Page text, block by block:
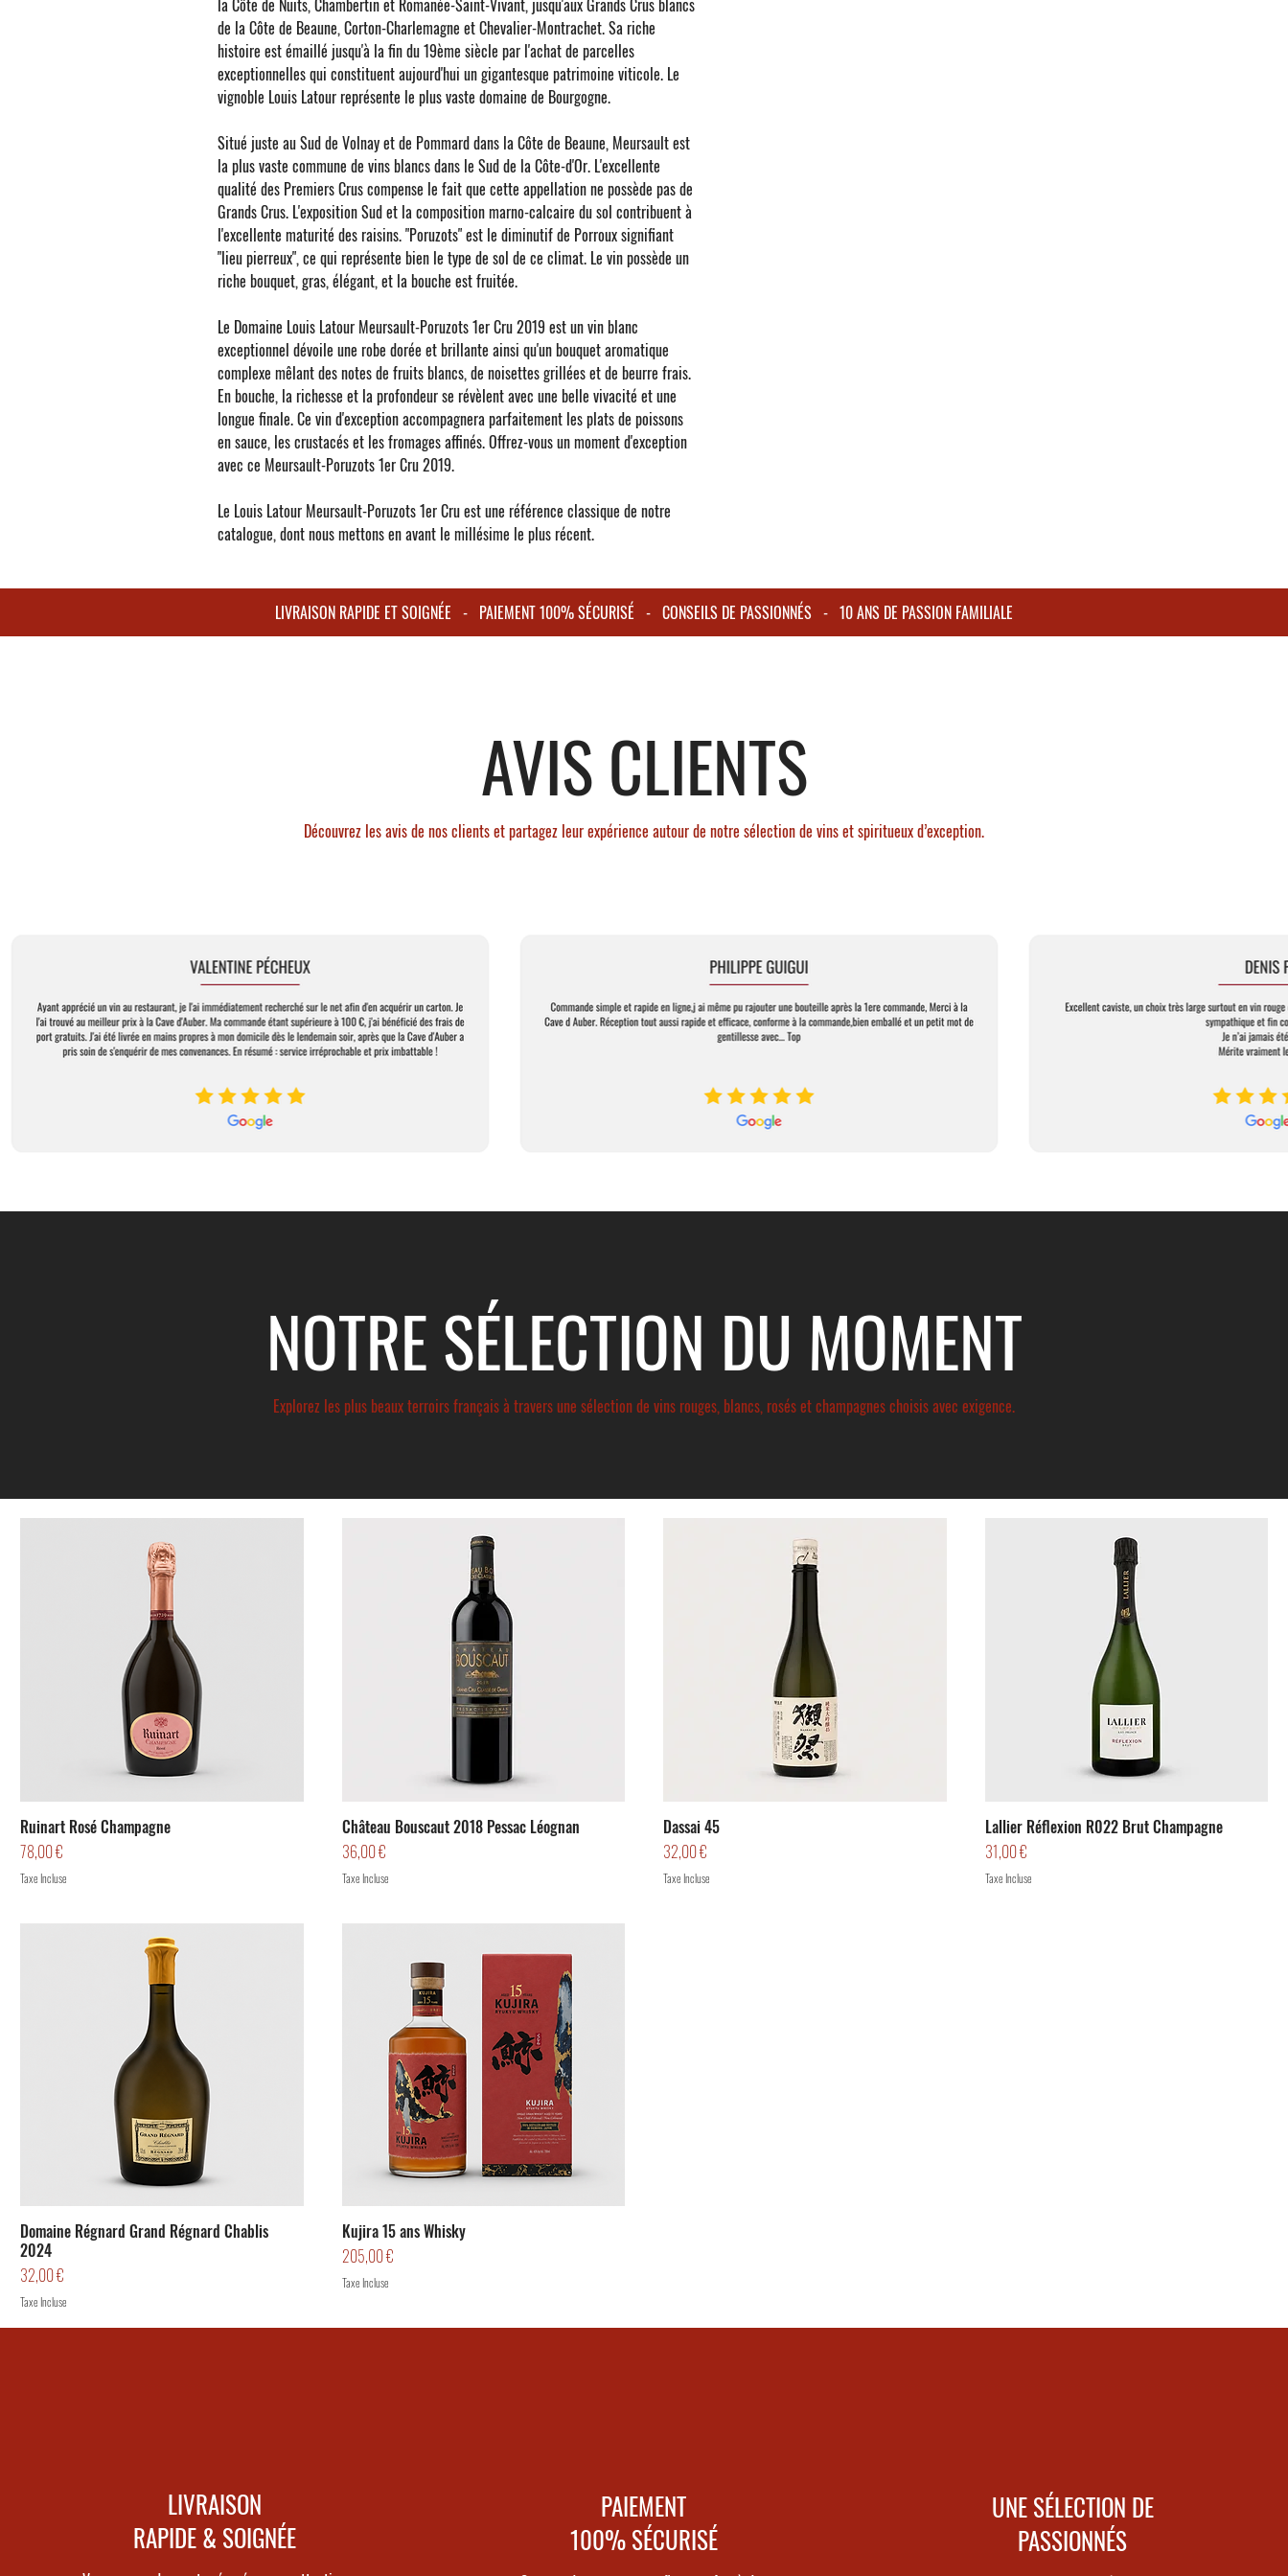
la Côte de Nuits, Chambertin et Romanée-Saint-Vivant, jusqu'aux Grands Crus blancs
de la Côte de Beaune, Corton-Charlemagne et Chevalier-Montrachet. Sa riche
histoire est émaillé jusqu'à la fin du 19ème siècle par l'achat de parcelles
exceptionnelles qui constituent aujourd'hui un gigantesque patrimoine viticole. Le
vignoble Louis Latour représente le plus vaste domaine de Bourgogne.
Situé juste au Sud de Volnay et de Pommard dans la Côte de Beaune, Meursaultest
la plus vaste commune de vins blancs dans le Sud de la Côte-d'Or. L'excellente
qualité des Premiers Crus compense le fait que cette appellation ne possède pas de
Grands Crus. L'exposition Sud et la composition marno-calcaire du sol contribuent à
l'excellente maturité des raisins. "Poruzots" est le diminutif de Porroux signifiant
"lieu pierreux", ce qui représente bien le type de sol de ce climat. Le vin possède un
riche bouquet, gras, élégant, et la bouche est fruitée.
Le Domaine Louis Latour Meursault-Poruzots 1er Cru 2019est un vin blanc
exceptionnel dévoile une robe dorée et brillante ainsi qu'un bouquet aromatique
complexe mêlant des notes de fruits blancs, de noisettes grillées et de beurre frais.
En bouche, la richesse et la profondeur se révèlent avec une belle vivacité et une
longue finale. Ce vin d'exception accompagnera parfaitement les plats de poissons
en sauce, les crustacés et les fromages affinés. Offrez-vous un moment d'exception
avec ce Meursault-Poruzots 1er Cru 2019.
Le Louis Latour Meursault-Poruzots 1er Cruest une référence classique de notre
catalogue, dont nous mettons en avant le millésime le plus récent.
LIVRAISON RAPIDE ET SOIGNÉE - PAIEMENT 100% SÉCURISÉ - CONSEILS DE PASSIONNÉS - 10 ANS DE PASSION FAMILIALE
AVIS CLIENTS
Découvrez les avis de nos clients et partagez leur expérience autour de notre sélection de vins et spiritueux d’exception.
NOTRE SÉLECTION DU MOMENT
Explorez les plus beaux terroirs français à travers une sélection de vins rouges, blancs, rosés et champagnes choisis avec exigence.
Ruinart Rosé Champagne
Prix
78,00 €
Taxe Incluse
Château Bouscaut 2018 Pessac Léognan
Prix
36,00 €
Taxe Incluse
Dassai 45
Prix
32,00 €
Taxe Incluse
Lallier Réflexion R022 Brut Champagne
Prix
31,00 €
Taxe Incluse
Domaine Régnard Grand Régnard Chablis
2024
Prix
32,00 €
Taxe Incluse
Kujira 15 ans Whisky
Prix
205,00 €
Taxe Incluse
LIVRAISON
RAPIDE & SOIGNÉE
PAIEMENT
100% SÉCURISÉ
UNE SÉLECTION DE
PASSIONNÉS